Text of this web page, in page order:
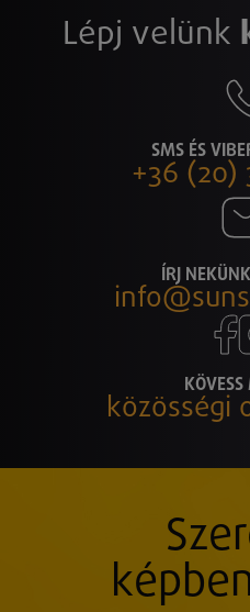
Lépj velünk
SMS ÉS
+36 (20)
ÍRJ
közösségi